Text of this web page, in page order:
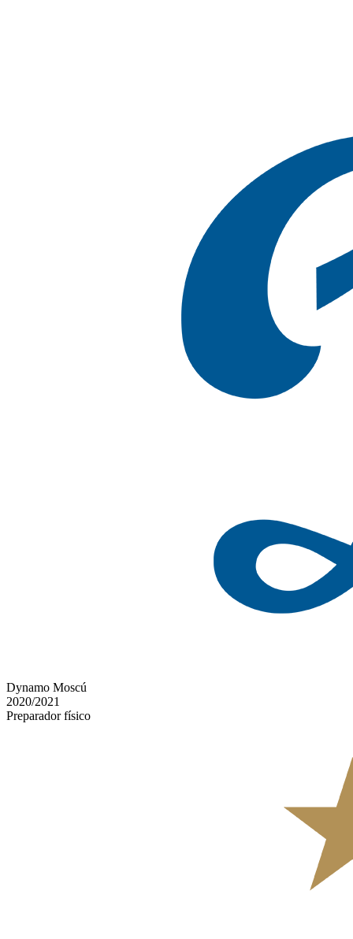
Dynamo Moscú
2020/2021
Preparador físico